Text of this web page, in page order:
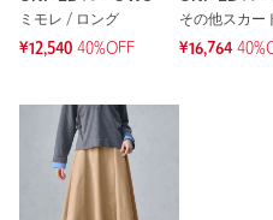
能を保証するものではありません。
ミモレ / ロング
¥12,540 40%OFF
その他スカー
¥16,764